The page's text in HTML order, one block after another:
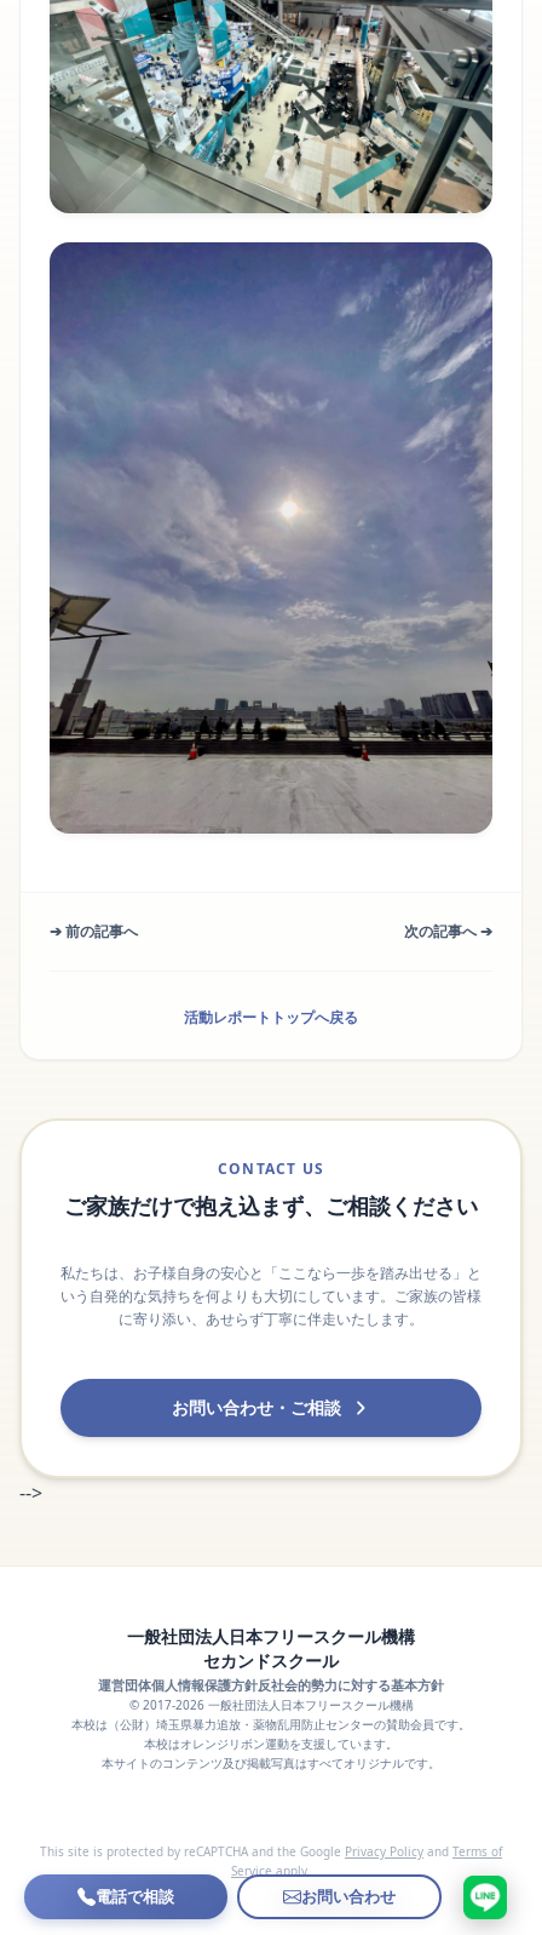
➔ 前の記事へ 次の記事へ ➔
活動レポートトップへ戻る
CONTACT US
ご家族だけで抱え込まず、ご相談ください
私たちは、お子様自身の安心と「ここなら一歩を踏み出せる」と
いう自発的な気持ちを何よりも大切にしています。ご家族の皆様
に寄り添い、あせらず丁寧に伴走いたします。
お問い合わせ・ご相談
-->
一般社団法人日本フリースクール機構
セカンドスクール
運営団体個人情報保護方針反社会的勢力に対する基本方針
© 2017-2026 一般社団法人日本フリースクール機構
本校は（公財）埼玉県暴力追放・薬物乱用防止センターの賛助会員です。
本校はオレンジリボン運動を支援しています。
本サイトのコンテンツ及び掲載写真はすべてオリジナルです。
This site is protected by reCAPTCHA and the Google Privacy Policy and Terms of
Service apply.
電話で相談 お問い合わせ